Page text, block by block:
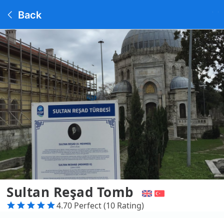
Back
Sultan Reşad Tomb
4.70 Perfect (10 Rating)